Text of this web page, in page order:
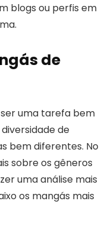
blogs ou perfis em
de
uma tarefa bem
de
bem diferentes. No
sobre os gêneros
uma análise mais
os mangás mais